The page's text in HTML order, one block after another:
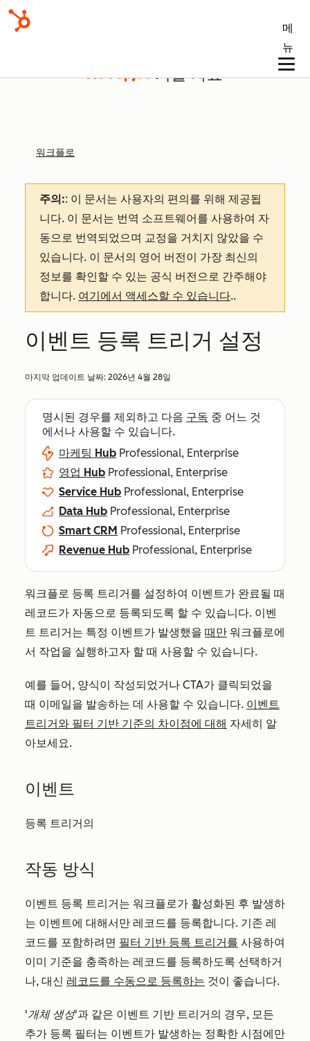
메
뉴
기술 자료
워크플로
주의:: 이 문서는 사용자의 편의를 위해 제공됩
니다. 이 문서는 번역 소프트웨어를 사용하여 자
동으로 번역되었으며 교정을 거치지 않았을 수
있습니다. 이 문서의 영어 버전이 가장 최신의
정보를 확인할 수 있는 공식 버전으로 간주해야
합니다. 여기에서 액세스할 수 있습니다..
이벤트 등록 트리거 설정
마지막 업데이트 날짜: 2026년 4월 28일
명시된 경우를 제외하고 다음 구독 중 어느 것
에서나 사용할 수 있습니다.
마케팅 Hub Professional, Enterprise
영업 Hub Professional, Enterprise
Service Hub Professional, Enterprise
Data Hub Professional, Enterprise
Smart CRM Professional, Enterprise
Revenue Hub Professional, Enterprise
워크플로 등록 트리거를 설정하여 이벤트가 완료될 때
레코드가 자동으로 등록되도록 할 수 있습니다. 이벤
트 트리거는 특정 이벤트가 발생했을 때만 워크플로에
서 작업을 실행하고자 할 때 사용할 수 있습니다.
예를 들어, 양식이 작성되었거나 CTA가 클릭되었을
때 이메일을 발송하는 데 사용할 수 있습니다. 이벤트
트리거와 필터 기반 기준의 차이점에 대해 자세히 알
아보세요.
이벤트
등록 트리거의
작동 방식
이벤트 등록 트리거는 워크플로가 활성화된 후 발생하
는 이벤트에 대해서만 레코드를 등록합니다. 기존 레
코드를 포함하려면 필터 기반 등록 트리거를 사용하여
이미 기준을 충족하는 레코드를 등록하도록 선택하거
나, 대신 레코드를 수동으로 등록하는 것이 좋습니다.
'개체 생성'과 같은 이벤트 기반 트리거의 경우, 모든
추가 등록 필터는 이벤트가 발생하는 정확한 시점에만